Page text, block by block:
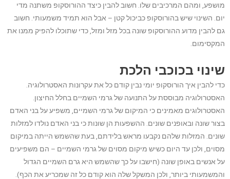
מושפע, ומהם המרכיבים שלו. חשוב להבין כיצד ההורוסקופ משתנה מדי
יום. השינוי שיש בהורוסקופ כביכול קטן – אבל הוא תמיד משמעותי. חשוב
גם להבין מדוע ההורוסקופ שונה בכל מזל ומזל, כדי שתוכלו להפיק ממנו את
המקסימום.
שינוי בכוכבי הלכת
כדי להבין איך הורוסקופ יומי נבין קודם כל את עקרונות האסטרולוגיה.
האסטרולוגיה מבוססת על התנועה של גרמי השמיים בחלל החיצון.
האסטרולוגים מאמינים כי המיקום של גרמי השמיים, משפיע על בני האדם
בצור שונה ובאופנים שונים. ההשפעות הן שונות כי בני האדם נולדו למזלות
שונים. המזלות שלהם נקבעו מראש בלידתם, בעת שהשמש הייתה במיקום
מסוים, ולכן עד היום כשיש מיקום מסוים של גרמי השמיים – הם משפיעים
על אנשים באופן שונה (חישבו על כך שהשמש היא גרם השמיים הגדול
והמשמעותי ביותר, ולכן המשקל שלה הוא קודם כל זה שמכריע את הכף).